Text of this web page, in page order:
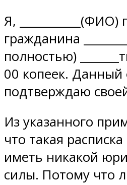
Я,
гражданина
полностью)
00 копеек. Данный
подтверждаю
Из указанного
что такая
иметь никакой
силы. Потому что